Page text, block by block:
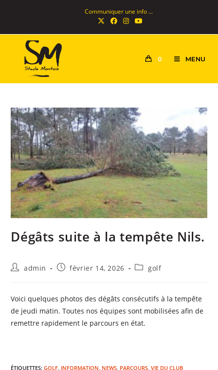
Communiquer une info ...
0 MENU
Dégâts suite à la tempête Nils.
admin février 14, 2026 golf
Voici quelques photos des dégâts consécutifs à la tempête
de jeudi matin. Toutes nos équipes sont mobilisées afin de
remettre rapidement le parcours en état.
ÉTIQUETTES:GOLF, INFORMATION, NEWS, PARCOURS, VIE DU CLUB